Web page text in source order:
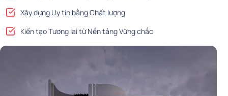
Xây dựng Uy tín bằng Chất lượng
Kiến tạo Tương lai từ Nền tảng Vững chắc